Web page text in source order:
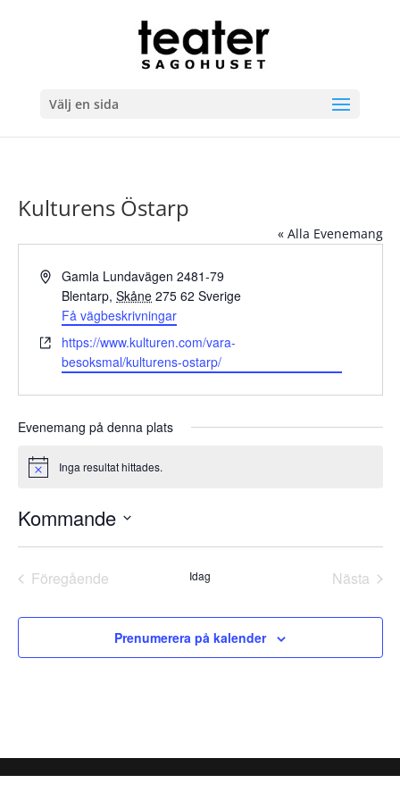
Välj en sida
Kulturens Östarp
« Alla Evenemang
AdressGamla Lundavägen 2481-79
Blentarp, Skåne 275 62 Sverige
Få vägbeskrivningar
Websitehttps://www.kulturen.com/vara-
besoksmal/kulturens-ostarp/
Evenemang på denna plats
Notis Inga resultat hittades.
Kommande
Föregående
Idag
Nästa
Prenumerera på kalender